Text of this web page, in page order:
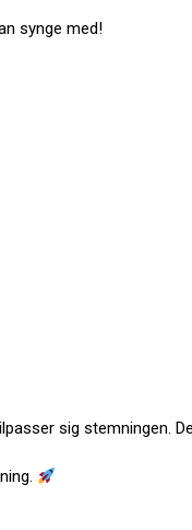
synge med!
sig